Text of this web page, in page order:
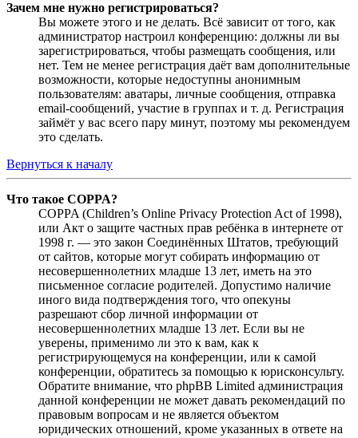
Зачем мне нужно регистрироваться?
Вы можете этого и не делать. Всё зависит от того, как
администратор настроил конференцию: должны ли вы
зарегистрироваться, чтобы размещать сообщения, или
нет. Тем не менее регистрация даёт вам дополнительные
возможности, которые недоступны анонимным
пользователям: аватары, личные сообщения, отправка
email-сообщений, участие в группах и т. д. Регистрация
займёт у вас всего пару минут, поэтому мы рекомендуем
это сделать.
Вернуться к началу
Что такое COPPA?
COPPA (Children’s Online Privacy Protection Act of 1998),
или Акт о защите частных прав ребёнка в интернете от
1998 г. — это закон Соединённых Штатов, требующий
от сайтов, которые могут собирать информацию от
несовершеннолетних младше 13 лет, иметь на это
письменное согласие родителей. Допустимо наличие
иного вида подтверждения того, что опекуны
разрешают сбор личной информации от
несовершеннолетних младше 13 лет. Если вы не
уверены, применимо ли это к вам, как к
регистрирующемуся на конференции, или к самой
конференции, обратитесь за помощью к юрисконсульту.
Обратите внимание, что phpBB Limited администрация
данной конференции не может давать рекомендаций по
правовым вопросам и не является объектом
юридических отношений, кроме указанных в ответе на